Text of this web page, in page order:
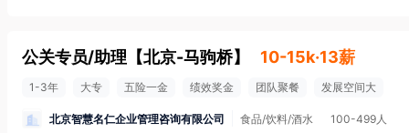
公关专员/助理 【北京-马驹桥】 10-15k·13薪
1-3年 大专 五险一金 绩效奖金 团队聚餐 发展空间大
北京智慧名仁企业管理咨询有限公司 食品/饮料/酒水 100-499人